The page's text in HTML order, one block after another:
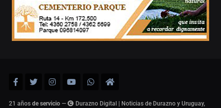
21 años de servicio — Durazno Digital | Noticias de Durazno y Uruguay,